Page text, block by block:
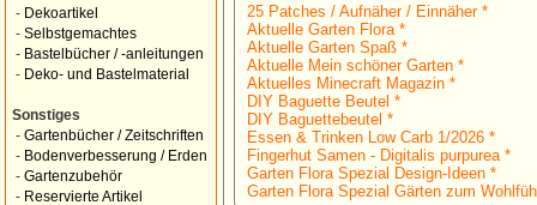
- Dekoartikel
- Selbstgemachtes
- Bastelbücher / -anleitungen
- Deko- und Bastelmaterial
Sonstiges
- Gartenbücher / Zeitschriften
- Bodenverbesserung / Erden
- Gartenzubehör
- Reservierte Artikel
25 Patches / Aufnäher / Einnäher *
Aktuelle Garten Flora *
Aktuelle Garten Spaß *
Aktuelle Mein schöner Garten *
Aktuelles Minecraft Magazin *
DIY Baguette Beutel *
DIY Baguettebeutel *
Essen & Trinken Low Carb 1/2026 *
Fingerhut Samen - Digitalis purpurea *
Garten Flora Spezial Design-Ideen *
Garten Flora Spezial Gärten zum